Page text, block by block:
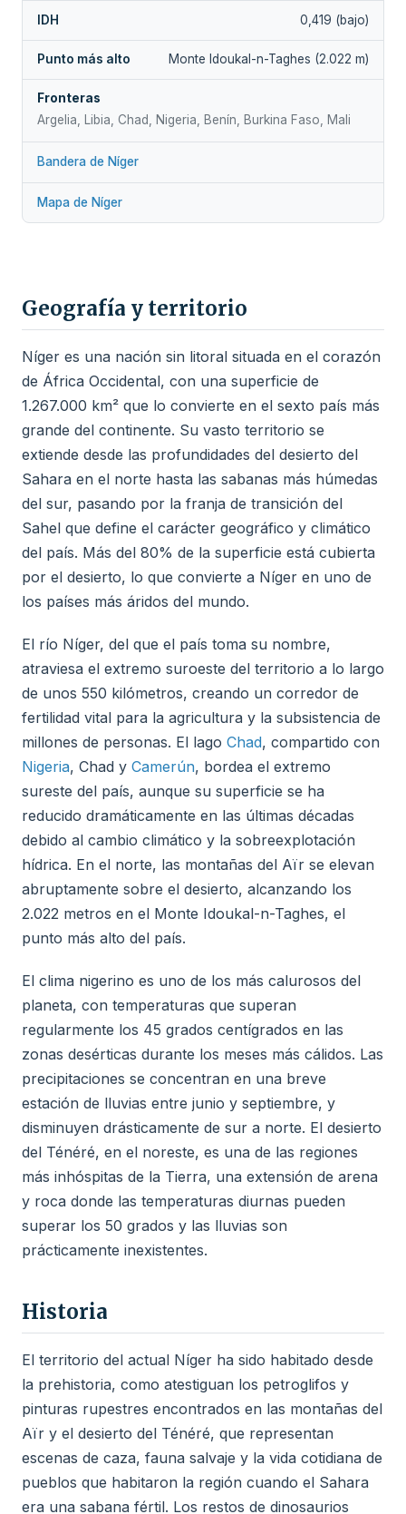
IDH 0,419 (bajo)
Punto más alto Monte Idoukal-n-Taghes (2.022 m)
Fronteras
Argelia, Libia, Chad, Nigeria, Benín, Burkina Faso, Mali
Bandera de Níger
Mapa de Níger
Geografía y territorio
Níger es una nación sin litoral situada en el corazón
de África Occidental, con una superficie de
1.267.000 km² que lo convierte en el sexto país más
grande del continente. Su vasto territorio se
extiende desde las profundidades del desierto del
Sahara en el norte hasta las sabanas más húmedas
del sur, pasando por la franja de transición del
Sahel que define el carácter geográfico y climático
del país. Más del 80% de la superficie está cubierta
por el desierto, lo que convierte a Níger en uno de
los países más áridos del mundo.
El río Níger, del que el país toma su nombre,
atraviesa el extremo suroeste del territorio a lo largo
de unos 550 kilómetros, creando un corredor de
fertilidad vital para la agricultura y la subsistencia de
millones de personas. El lago Chad, compartido con
Nigeria, Chad y Camerún, bordea el extremo
sureste del país, aunque su superficie se ha
reducido dramáticamente en las últimas décadas
debido al cambio climático y la sobreexplotación
hídrica. En el norte, las montañas del Aïr se elevan
abruptamente sobre el desierto, alcanzando los
2.022 metros en el Monte Idoukal-n-Taghes, el
punto más alto del país.
El clima nigerino es uno de los más calurosos del
planeta, con temperaturas que superan
regularmente los 45 grados centígrados en las
zonas desérticas durante los meses más cálidos. Las
precipitaciones se concentran en una breve
estación de lluvias entre junio y septiembre, y
disminuyen drásticamente de sur a norte. El desierto
del Ténéré, en el noreste, es una de las regiones
más inhóspitas de la Tierra, una extensión de arena
y roca donde las temperaturas diurnas pueden
superar los 50 grados y las lluvias son
prácticamente inexistentes.
Historia
El territorio del actual Níger ha sido habitado desde
la prehistoria, como atestiguan los petroglifos y
pinturas rupestres encontrados en las montañas del
Aïr y el desierto del Ténéré, que representan
escenas de caza, fauna salvaje y la vida cotidiana de
pueblos que habitaron la región cuando el Sahara
era una sabana fértil. Los restos de dinosaurios